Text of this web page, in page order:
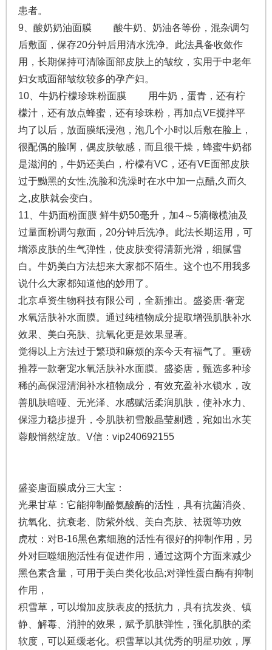
患者。
9、酸奶奶油面膜 酸牛奶、奶油各等份，混杂调匀
后敷面，保存20分钟后用清水洗净。此法具备收敛作
用，长期保持可清除面部皮肤上的皱纹，实用于中老年
妇女或面部皱纹较多的孕产妇。
10、牛奶柠檬珍珠粉面膜 用牛奶，蛋青，还有柠
檬汁，还有放点蜂蜜，还有珍珠粉，再加点VE搅拌平
均了以后，放面膜纸浸泡，泡几个小时以后敷在脸上，
很配偶的脸啊，偶皮肤敏感，而且很干燥，蜂蜜牛奶都
是滋润的，牛奶还美白，柠檬有VC，还有VE面部皮肤
过于黝黑的女性,洗脸和洗澡时在水中加一点醋,久而久
之,皮肤就会变白。
11、牛奶面粉面膜 鲜牛奶50毫升，加4～5滴橄榄油及
过量面粉调匀敷面，20分钟后洗净。此法长期运用，可
增添皮肤的生气弹性，使皮肤变得清新光滑，细腻雪
白。牛奶美白方法想来大家都不陌生。这个也不用我多
说什么大家都知道他的妙用了。
北京卓资生物科技有限公司，全新推出。盛姿唐·奢宠
水氧活肤补水面膜。通过纯植物成分提取增强肌肤补水
效果、美白亮肤、抗氧化更是效果显著。
觉得以上方法过于繁琐和麻烦的亲今天有福气了。重磅
推荐一款奢宠水氧活肤补水面膜。盛姿唐，甄选多种珍
稀的高保湿清润补水植物成分，有效充盈补水锁水，改
善肌肤暗哑、无光泽、水感赋活柔润肌肤，使补水力、
保湿力稳步提升，令肌肤初雪般晶莹剔透，宛如出水芙
蓉般悄然绽放。V信：vip240692155
盛姿唐面膜成分三大宝：
光果甘草：它能抑制酪氨酸酶的活性，具有抗菌消炎、
抗氧化、抗衰老、防紫外线、美白亮肤、祛斑等功效
虎杖：对B-16黑色素细胞的活性有很好的抑制作用，另
外对巨噬细胞活性有促进作用，通过这两个方面来减少
黑色素含量，可用于美白类化妆品;对弹性蛋白酶有抑制
作用，
积雪草，可以增加皮肤表皮的抵抗力，具有抗发炎、镇
静、解毒、消肿的效果，赋予肌肤弹性，强化肌肤的柔
软度，可以延缓老化。积雪草以其优秀的明星功效，厚